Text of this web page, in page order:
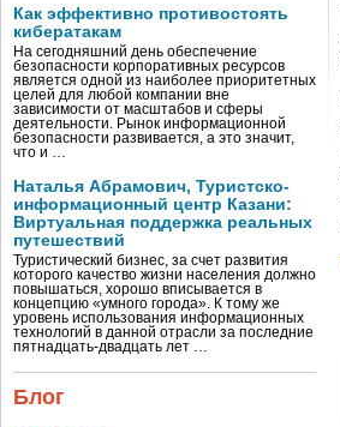
Как эффективно противостоять
кибератакам
На сегодняшний день обеспечение
безопасности корпоративных ресурсов
является одной из наиболее приоритетных
целей для любой компании вне
зависимости от масштабов и сферы
деятельности. Рынок информационной
безопасности развивается, а это значит,
что и …
Наталья Абрамович, Туристско-
информационный центр Казани:
Виртуальная поддержка реальных
путешествий
Туристический бизнес, за счет развития
которого качество жизни населения должно
повышаться, хорошо вписывается в
концепцию «умного города». К тому же
уровень использования информационных
технологий в данной отрасли за последние
пятнадцать-двадцать лет …
Блог